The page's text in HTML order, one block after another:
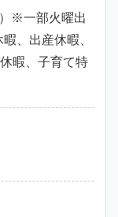
※一部火曜出
、出産休暇、
暇、子育て特